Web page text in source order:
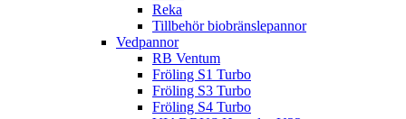
Reka
Tillbehör biobränslepannor
Vedpannor
RB Ventum
Fröling S1 Turbo
Fröling S3 Turbo
Fröling S4 Turbo